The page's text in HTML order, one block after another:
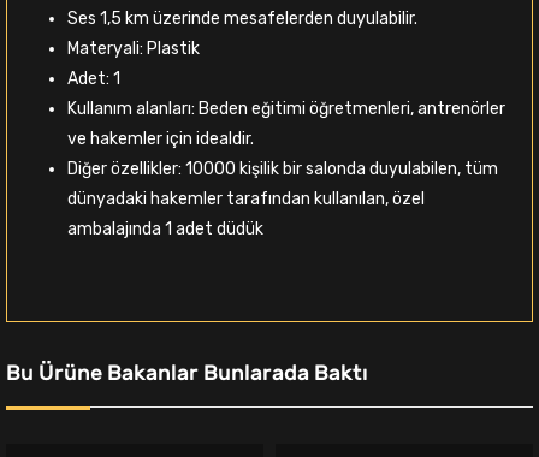
Ses 1,5 km üzerinde mesafelerden duyulabilir.
Materyali: Plastik
Adet: 1
Kullanım alanları: Beden eğitimi öğretmenleri, antrenörler
ve hakemler için idealdir.
Diğer özellikler: 10000 kişilik bir salonda duyulabilen, tüm
dünyadaki hakemler tarafından kullanılan, özel
ambalajında 1 adet düdük
Bu Ürüne Bakanlar Bunlarada Baktı